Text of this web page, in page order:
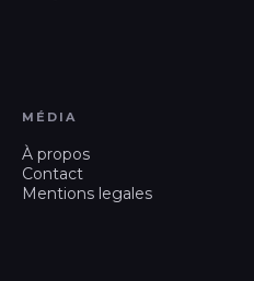
MÉDIA
À propos
Contact
Mentions legales